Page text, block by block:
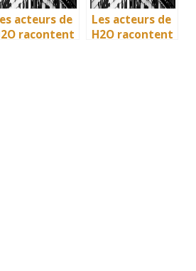
acteurs de
racontent
Les acteurs de
H2O racontent